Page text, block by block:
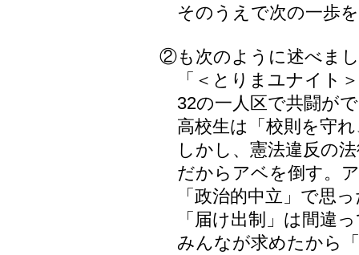
そのうえで次の一歩
②も次のように述べま
「＜とりまユナイト
32の一人区で共闘が
高校生は「校則を守
しかし、憲法違反の
だからアベを倒す。
「政治的中立」で思
「届け出制」は間違
みんなが求めたから